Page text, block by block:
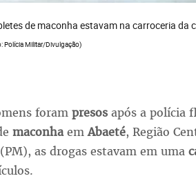
de maconha estavam na carroceria da
Polícia Militar/Divulgação)
foram presosapós a polícia
maconhaemAbaeté, Região
(PM), as drogas estavam em uma